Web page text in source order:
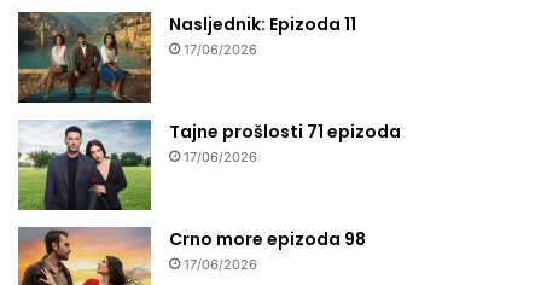
Nasljednik: Epizoda 11
17/06/2026
Tajne prošlosti 71 epizoda
17/06/2026
Crno more epizoda 98
17/06/2026